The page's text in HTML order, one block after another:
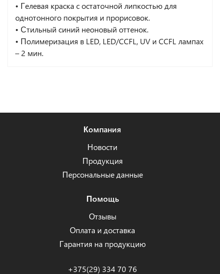
• Гелевая краска с остаточной липкостью для
однотонного покрытия и прорисовок.
• Стильный синий неоновый оттенок.
• Полимеризация в LED, LED/CCFL, UV и CCFL лампах
– 2 мин.
Компания
Новости
Продукция
Персональные данные
Помощь
Отзывы
Оплата и доставка
Гарантия на продукцию
+375(29) 334 70 76